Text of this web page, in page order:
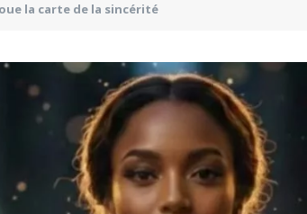
la carte de la sincérité